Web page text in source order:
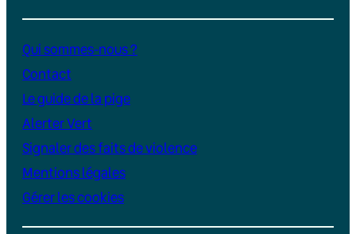
Qui sommes-nous ?
Contact
Le guide de la pige
Alerter Vert
Signaler des faits de violence
Mentions légales
Gérer les cookies